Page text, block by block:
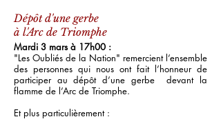
Dépôt d'une gerbe
à l'Arc de Triomphe
Mardi 3 mars à 17h00 :
"Les Oubliés de la Nation" remercient l’ensemble
des personnes qui nous ont fait l’honneur de
participer au dépôt d’une gerbe devant la
flamme de l’Arc de Triomphe.
Et plus particulièrement :